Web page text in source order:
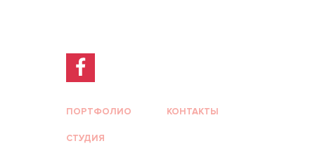
ПОРТФОЛИО
СТУДИЯ
КОНТАКТЫ